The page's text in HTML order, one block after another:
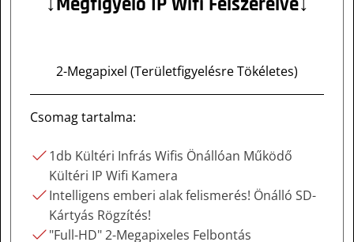
2-Megapixel (Területfigyelésre Tökéletes)
Csomag tartalma:
1db Kültéri Infrás Wifis Önállóan Működő
Kültéri IP Wifi Kamera
Intelligens emberi alak felismerés! Önálló SD-
Kártyás Rögzítés!
"Full-HD" 2-Megapixeles Felbontás